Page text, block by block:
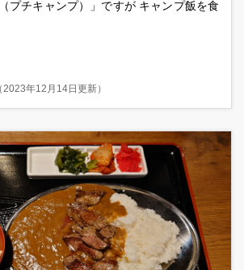
プチキャンプ）」ですが キャンプ飯を食
（ 2023年12月14日更新）